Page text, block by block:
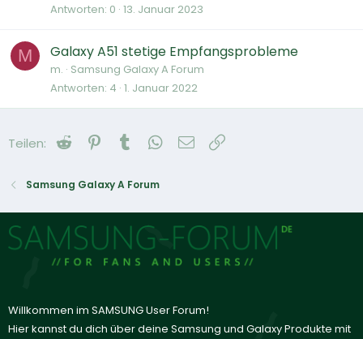
Antworten 0 13. Januar 2023
M Galaxy A51 stetige Empfangsprobleme
m. Samsung Galaxy A Forum
Antworten 4 1. Januar 2022
Teilen: Reddit Pinterest
Tumblr WhatsApp
E-Mail
Samsung Galaxy A Forum
Willkommen im SAMSUNG User Forum!
Hier kannst du dich über deine Samsung und Galaxy Produkte mit